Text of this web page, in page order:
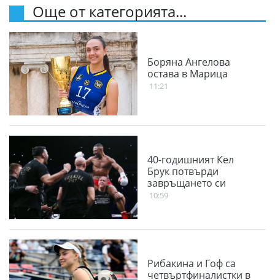
Още от категорията...
Боряна Ангелова
остава в Марица
11:21
40-годишният Кел
Брук потвърди
завръщането си
10:59
Рибакина и Гоф са
четвъртфиналистки в